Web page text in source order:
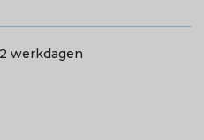
werkdagen